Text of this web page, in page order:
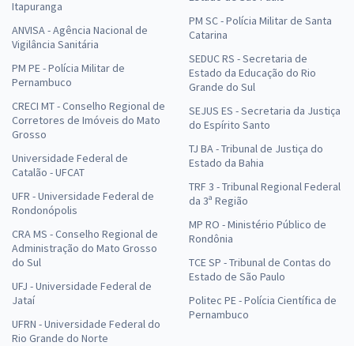
Itapuranga
ANVISA - Agência Nacional de
Vigilância Sanitária
PM PE - Polícia Militar de
Pernambuco
CRECI MT - Conselho Regional de
Corretores de Imóveis do Mato
Grosso
Universidade Federal de
Catalão - UFCAT
UFR - Universidade Federal de
Rondonópolis
CRA MS - Conselho Regional de
Administração do Mato Grosso
do Sul
UFJ - Universidade Federal de
Jataí
UFRN - Universidade Federal do
Rio Grande do Norte
PM SC - Polícia Militar de Santa
Catarina
SEDUC RS - Secretaria de
Estado da Educação do Rio
Grande do Sul
SEJUS ES - Secretaria da Justiça
do Espírito Santo
TJ BA - Tribunal de Justiça do
Estado da Bahia
TRF 3 - Tribunal Regional Federal
da 3ª Região
MP RO - Ministério Público de
Rondônia
TCE SP - Tribunal de Contas do
Estado de São Paulo
Politec PE - Polícia Científica de
Pernambuco